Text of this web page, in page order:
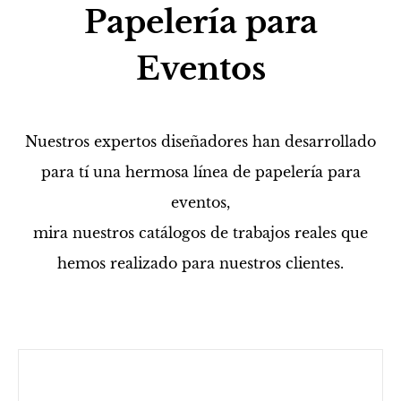
Papelería para
Eventos
Nuestros expertos diseñadores han desarrollado
para tí una hermosa línea de papelería para
eventos,
mira nuestros catálogos de trabajos reales que
hemos realizado para nuestros clientes.